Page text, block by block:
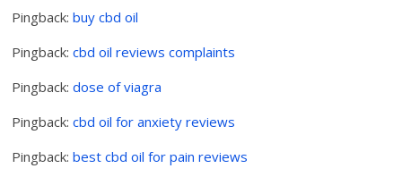
Pingback:buy cbd oil
Pingback:cbd oil reviews complaints
Pingback:dose of viagra
Pingback:cbd oil for anxiety reviews
Pingback:best cbd oil for pain reviews